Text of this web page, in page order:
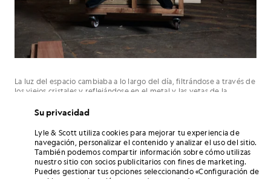
La luz del espacio cambiaba a lo largo del día, filtrándose a través de
los viejos cristales y reflejándose en el metal y las vetas de la
mangas remangadas, dejando al descubierto sus muñecas tatuadas y
sus manos callosas. No había ninguna indicación. Simplemente
trabajaba. Y eso fue lo que hizo que las fotos funcionaran.
En un momento dado, le preguntamos si alguna vez se había
imaginado participando en una sesión fotográfica. Se echó a reír.
«Solo hago lo que sé hacer», respondió. Exactamente. De eso trata
Su privacidad
Lyle & Scott utiliza cookies para mejorar tu experiencia de
navegación, personalizar el contenido y analizar el uso del sitio.
También podemos compartir información sobre cómo utilizas
nuestro sitio con socios publicitarios con fines de marketing.
Puedes gestionar tus opciones seleccionando «Configuración de